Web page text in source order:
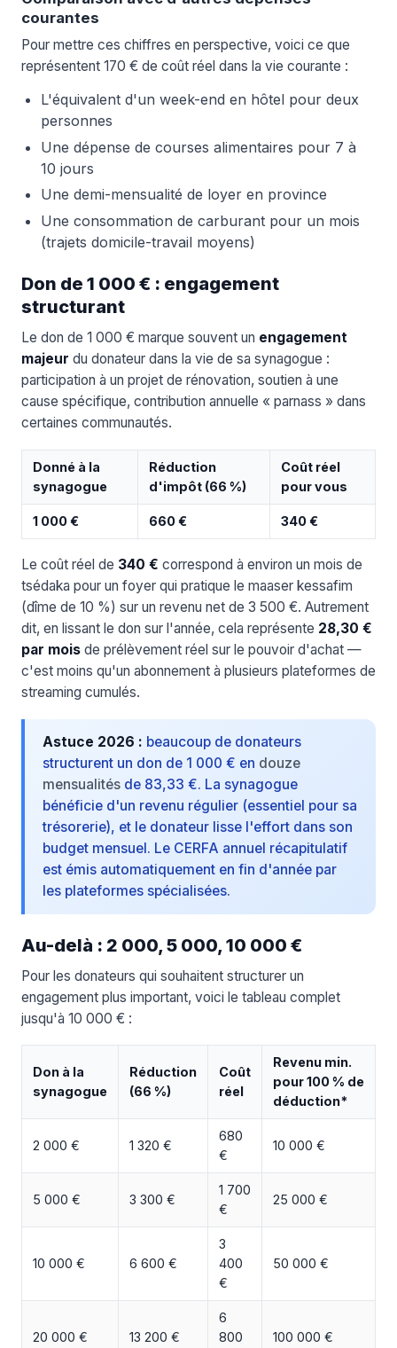
courantes
Pour mettre ces chiffres en perspective, voici ce que
représentent 170 € de coût réel dans la vie courante :
L'équivalent d'un week-end en hôtel pour deux
personnes
Une dépense de courses alimentaires pour 7 à
10 jours
Une demi-mensualité de loyer en province
Une consommation de carburant pour un mois
(trajets domicile-travail moyens)
Don de 1 000 € : engagement
structurant
Le don de 1 000 € marque souvent un engagement
majeur du donateur dans la vie de sa synagogue :
participation à un projet de rénovation, soutien à une
cause spécifique, contribution annuelle « parnass » dans
certaines communautés.
Donné à la
synagogue
Réduction
d'impôt (66 %)
Coût réel
pour vous
1 000 € 660 € 340 €
Le coût réel de 340 € correspond à environ un mois de
tsédaka pour un foyer qui pratique le maaser kessafim
(dîme de 10 %) sur un revenu net de 3 500 €. Autrement
dit, en lissant le don sur l'année, cela représente 28,30 €
par mois de prélèvement réel sur le pouvoir d'achat —
c'est moins qu'un abonnement à plusieurs plateformes de
streaming cumulés.
Astuce 2026 : beaucoup de donateurs
structurent un don de 1 000 € en douze
mensualités de 83,33 €. La synagogue
bénéficie d'un revenu régulier (essentiel pour sa
trésorerie), et le donateur lisse l'effort dans son
budget mensuel. Le CERFA annuel récapitulatif
est émis automatiquement en fin d'année par
les plateformes spécialisées.
Au-delà : 2 000, 5 000, 10 000 €
Pour les donateurs qui souhaitent structurer un
engagement plus important, voici le tableau complet
jusqu'à 10 000 € :
Don à la
synagogue
Réduction
(66 %)
Coût
réel
Revenu min.
pour 100 % de
déduction*
2 000 € 1 320 €
680
€
10 000 €
5 000 € 3 300 €
1 700
€
25 000 €
10 000 € 6 600 €
3
400
€
50 000 €
20 000 € 13 200 €
6
800
100 000 €